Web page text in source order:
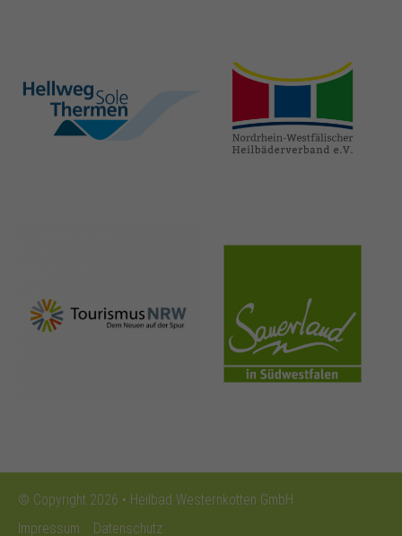
hellweg-sole-
thermen.de
heilbaeder.de
nrw-
tourismus.de
sauerland.co
m
© Copyright 2026 • Heilbad Westernkotten GmbH
Impressum
Datenschutz